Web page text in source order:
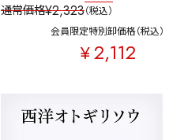
通常価格¥2,323 税込
会員限定特別卸価格
¥2,112
税込